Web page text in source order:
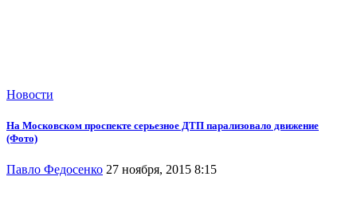
Новости
На Московском проспекте серьезное ДТП парализовало движение
(Фото)
Павло Федосенко 27 ноября, 2015 8:15